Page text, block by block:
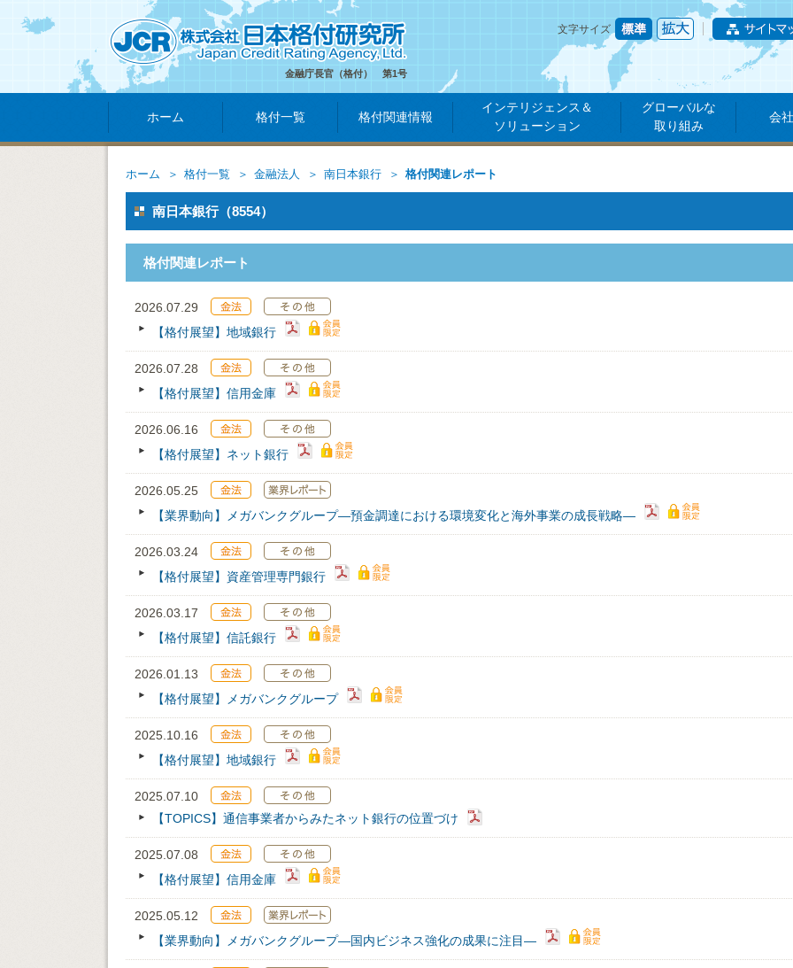
金融庁長官（格付） 第1号
文字サイズ
ホーム 格付一覧 格付関連情報
インテリジェンス＆
ソリューション
グローバルな
取り組み
会
ホーム 格付一覧 金融法人 南日本銀行 格付関連レポート
南日本銀行（8554）
格付関連レポート
2026.07.29
【格付展望】地域銀行
2026.07.28
【格付展望】信用金庫
2026.06.16
【格付展望】ネット銀行
2026.05.25
【業界動向】メガバンクグループ―預金調達における環境変化と海外事業の成長戦略―
2026.03.24
【格付展望】資産管理専門銀行
2026.03.17
【格付展望】信託銀行
2026.01.13
【格付展望】メガバンクグループ
2025.10.16
【格付展望】地域銀行
2025.07.10
【TOPICS】通信事業者からみたネット銀行の位置づけ
2025.07.08
【格付展望】信用金庫
2025.05.12
【業界動向】メガバンクグループ―国内ビジネス強化の成果に注目―